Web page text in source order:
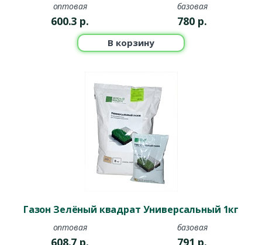
оптовая
600.3 р.
базовая
780 р.
В корзину
Газон Зелёный квадрат Универсальный 1кг
оптовая базовая